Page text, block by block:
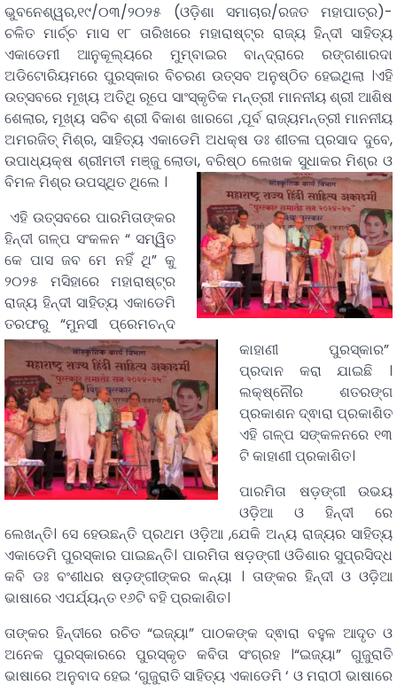
ଭୁବନେଶ୍ୱର,୧୯/୦୩/୨୦୨୫ (ଓଡ଼ିଶା ସମାଚାର/ରଜତ ମହାପାତ୍ର)-
ଚଳିତ ମାର୍ଚ୍ଚ ମାସ ୧୮ ତାରିଖରେ ମହାରାଷ୍ଟ୍ର ରାଜ୍ୟ ହିନ୍ଦୀ ସାହିତ୍ୟ
ଏକାଡେମୀ ଆନୁକୂଲ୍ୟରେ ମୁମ୍ବାଇର‌ ବାନ୍ଦ୍ରାରେ ରଙ୍ଗଶାରଦା
ଅଡିଟୋରିୟମରେ ପୁରସ୍କାର ବିଚରଣ ଉତ୍ସବ ଅନୁଷ୍ଠିତ ହେଇଥିଲା ।ଏହି
ଉତ୍ସବରେ ମୂଖ୍ୟ ଅତିଥି ରୂପେ ସାଂସ୍କୃତିକ ମନ୍ତ୍ରୀ ମାନନୀୟ ଶ୍ରୀ ଆଶିଷ
ଶେଲାର, ମୂଖ୍ୟ ସଚିବ ଶ୍ରୀ ବିକାଶ ଖାରଗେ ,ପୂର୍ବ ରାଜ୍ୟମନ୍ତ୍ରୀ ମାନନୀୟ
ଅମରଜିତ୍ ମିଶ୍ର, ସାହିତ୍ୟ ଏକାଡେମି ଅଧକ୍ଷ ଡଃ ଶୀତଳା ପ୍ରସାଦ ଦୁବେ,
ଉପାଧ୍ୟକ୍ଷ ଶ୍ରୀମତୀ ମଞ୍ଜୁ ଲୋଡା, ବରିଷ୍ଠ ଲେଖକ ସୁଧାକର ମିଶ୍ର ଓ
ବିମଳ ମିଶ୍ର ଉପସ୍ଥିତ ଥିଲେ ।
ଏହି ଉତ୍ସବରେ ପାରମିତାଙ୍କର
ହିନ୍ଦୀ ଗଳ୍ପ ସଂକଳନ “ ସମ୍ୱିତ
କେ ପାସ ଜବ ମେ ନହିଁ ଥି” କୁ
୨୦୨୫ ମସିହାରେ ମହାରାଷ୍ଟ୍ର
ରାଜ୍ୟ ହିନ୍ଦୀ ସାହିତ୍ୟ ଏକାଡେମି
ତରଫରୁ “ମୁନସୀ ପ୍ରେମଚନ୍ଦ
କାହାଣୀ ପୁରସ୍କାର”
ପ୍ରଦାନ କରା ଯାଇଛି ।
ଲକ୍ଷ୍ନୌର ଶତରଙ୍ଗ
ପ୍ରକାଶନ ଦ୍ଵାରା ପ୍ରକାଶିତ
ଏହି ଗଳ୍ପ ସଙ୍କଳନରେ ୧୩
ଟି କାହାଣୀ ପ୍ରକାଶିତ।
ପାରମିତା ଷଡ଼ଙ୍ଗୀ ଉଭୟ
ଓଡ଼ିଆ ଓ ହିନ୍ଦୀ ରେ
ଲେଖନ୍ତି। ସେ ହେଉଛନ୍ତି ପ୍ରଥମ ଓଡ଼ିଆ ,ଯେକି ଅନ୍ୟ ରାଜ୍ୟର ସାହିତ୍ୟ
ଏକାଡେମି ପୁରସ୍କାର ପାଇଛନ୍ତି। ପାରମିତା ଷଡ଼ଙ୍ଗୀ ଓଡିଶାର ସୁପ୍ରସିଦ୍ଧ
କବି ଡଃ ବଂଶୀଧର ଷଡ଼ଙ୍ଗୀଙ୍କର କନ୍ୟା । ତାଙ୍କର ହିନ୍ଦୀ ଓ ଓଡ଼ିଆ
ଭାଷାରେ ଏପର୍ଯ୍ୟନ୍ତ ୧୬ଟି ବହି ପ୍ରକାଶିତ।
ତାଙ୍କର ହିନ୍ଦୀରେ ରଚିତ “ଇଜ୍ୟା” ପାଠକଙ୍କ ଦ୍ଵାରା ବହୁଳ ଆଦୃତ ଓ
ଅନେକ ପୁରସ୍କାରରେ ପୁରସ୍କୃତ କବିତା ସଂଗ୍ରହ ।“ଇଜ୍ୟା” ଗୁଜୁରାତି
ଭାଷାରେ ଅନୁବାଦ ହେଇ ‘ଗୁଜୁରାତି ସାହିତ୍ୟ ଏକାଡେମି ‘ ଓ ମରାଠୀ ଭାଷାରେ